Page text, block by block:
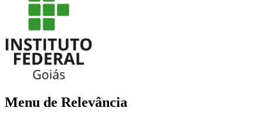
Menu de Relevância